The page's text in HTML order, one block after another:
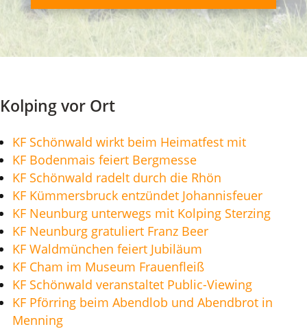
Kolping vor Ort
KF Schönwald wirkt beim Heimatfest mit
KF Bodenmais feiert Bergmesse
KF Schönwald radelt durch die Rhön
KF Kümmersbruck entzündet Johannisfeuer
KF Neunburg unterwegs mit Kolping Sterzing
KF Neunburg gratuliert Franz Beer
KF Waldmünchen feiert Jubiläum
KF Cham im Museum Frauenfleiß
KF Schönwald veranstaltet Public-Viewing
KF Pförring beim Abendlob und Abendbrot in
Menning